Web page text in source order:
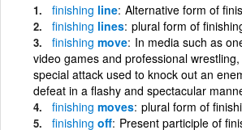
finishing line Alternative form of
finishing lines plural form of
finishing move In media such as
video games and professional
special attack used to knock out an
defeat in a flashy and spectacular
finishing moves plural form of
finishing off Present participle of